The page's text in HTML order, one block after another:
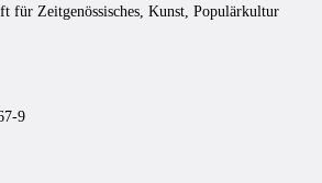
für Zeitgenössisches, Kunst, Populärkultur
9